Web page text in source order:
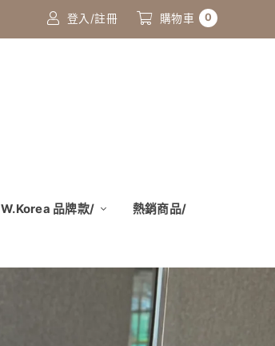
登入/註冊 購物車 0
W.Korea 品牌款/ 熱銷商品/